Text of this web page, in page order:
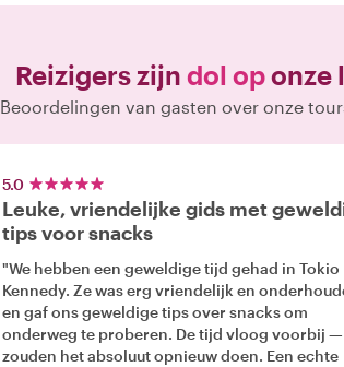
Reizigers zijn dol oponze
Beoordelingen van gasten over onze
5.0
Leuke, vriendelijke gids met
tips voor snacks
"We hebben een geweldige tijd gehad in Tokio
Kennedy. Ze was erg vriendelijk en
en gaf ons geweldige tips over snacks om
onderweg te proberen. De tijd vloog voorbij —
zouden het absoluut opnieuw doen. Een echte